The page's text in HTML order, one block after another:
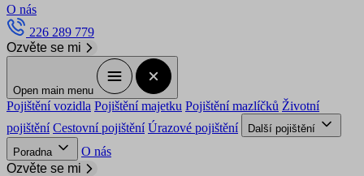
O nás
226 289 779
Ozvěte se mi
Open main menu
Pojištění vozidla Pojištění majetku Pojištění mazlíčků Životní
pojištění Cestovní pojištění Úrazové pojištění
Další pojištění
Poradna
O nás
Ozvěte se mi